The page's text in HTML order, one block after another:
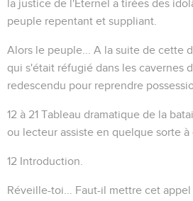
la justice de l'Eternel a tirées des
peuple repentant et suppliant.
Alors le peuple...
A la suite de cette
qui s'était réfugié dans les cavernes
redescendu pour reprendre
12 à 21 Tableau dramatique de la
ou lecteur assiste en quelque sorte à
12 Introduction.
Réveille-toi...
Faut-il mettre cet